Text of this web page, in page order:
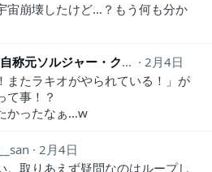
宙崩壊したけど…？もう何も分か
碧衣/姉が欲しい自称元ソルジャー・クラスworst
2月4日
またラキオがやられている！」が
て事！？
かったなぁ…w
2月4日
。取りあえず疑問なのはループし